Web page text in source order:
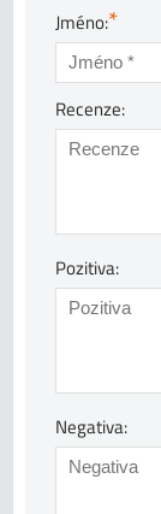
Jméno:*
Recenze:
Pozitiva:
Negativa: